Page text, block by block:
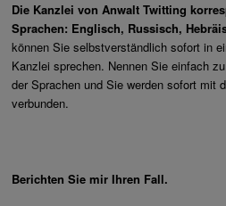
Die Kanzlei von Anwalt Twitting
Sprachen: Englisch, Russisch,
können Sie selbstverständlich sofort in
Kanzlei sprechen. Nennen Sie einfach
der Sprachen und Sie werden sofort mit
verbunden.
Berichten Sie mir Ihren Fall.